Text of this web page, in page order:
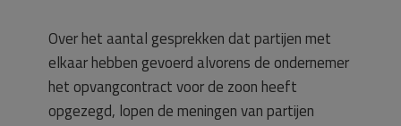
Over het aantal gesprekken dat partijen met
elkaar hebben gevoerd alvorens de ondernemer
het opvangcontract voor de zoon heeft
opgezegd, lopen de meningen van partijen